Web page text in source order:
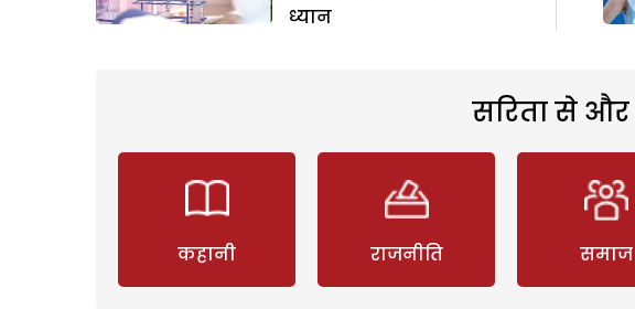
ध्यान
सरिता से और
कहानी राजनीति समाज